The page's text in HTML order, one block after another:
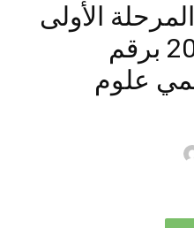
الأولى
للثانوية العامة 2015 برقم
علوم